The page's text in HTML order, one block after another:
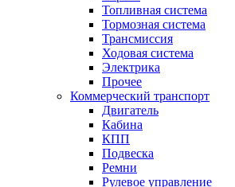
Топливная система
Тормозная система
Трансмиссия
Ходовая система
Электрика
Прочее
Коммерческий транспорт
Двигатель
Кабина
КПП
Подвеска
Ремни
Рулевое управление